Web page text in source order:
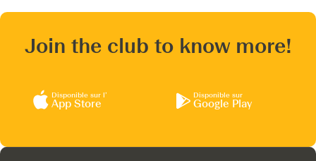
Join the club to know more!
Disponible sur l’
App Store
Disponible sur
Google Play